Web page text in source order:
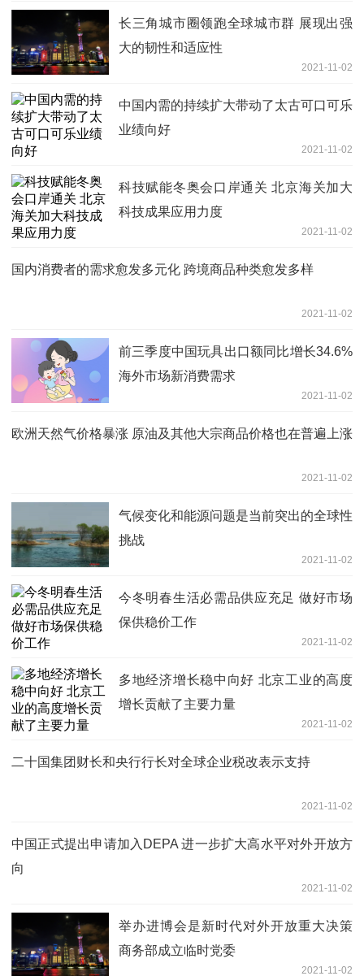
长三角城市圈领跑全球城市群 展现出强
大的韧性和适应性
2021-11-02
中国内需的持续扩大带动了太古可口可乐
业绩向好
2021-11-02
科技赋能冬奥会口岸通关 北京海关加大
科技成果应用力度
2021-11-02
国内消费者的需求愈发多元化 跨境商品种类愈发多样
2021-11-02
前三季度中国玩具出口额同比增长34.6%
海外市场新消费需求
2021-11-02
欧洲天然气价格暴涨 原油及其他大宗商品价格也在普遍上涨
2021-11-02
气候变化和能源问题是当前突出的全球性
挑战
2021-11-02
今冬明春生活必需品供应充足 做好市场
保供稳价工作
2021-11-02
多地经济增长稳中向好 北京工业的高度
增长贡献了主要力量
2021-11-02
二十国集团财长和央行行长对全球企业税改表示支持
2021-11-02
中国正式提出申请加入DEPA 进一步扩大高水平对外开放方
向
2021-11-02
举办进博会是新时代对外开放重大决策
商务部成立临时党委
2021-11-02